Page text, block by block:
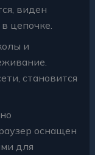
виден
цепочке.
и
становится
оснащен
для